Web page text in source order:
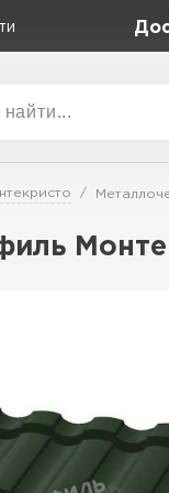
Classic
Kamea
Монтеррей